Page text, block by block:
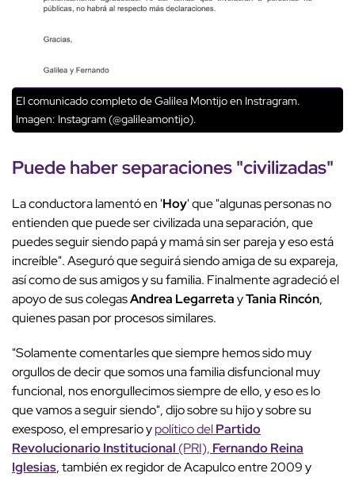
El comunicado completo de Galilea Montijo en Instragram.
Imagen: Instagram (@galileamontijo).
Puede haber separaciones "civilizadas"
La conductora lamentó en 'Hoy' que "algunas personas no
entienden que puede ser civilizada una separación, que
puedes seguir siendo papá y mamá sin ser pareja y eso está
increíble". Aseguró que seguirá siendo amiga de su expareja,
así como de sus amigos y su familia. Finalmente agradeció el
apoyo de sus colegasAndrea LegarretayTania Rincón,
quienes pasan por procesos similares.
"Solamente comentarles que siempre hemos sido muy
orgullos de decir que somos una familia disfuncional muy
funcional, nos enorgullecimos siempre de ello, y eso es lo
que vamos a seguir siendo", dijo sobre su hijo y sobre su
exesposo, el empresario ypolítico delPartido
Revolucionario Institucional (PRI), Fernando Reina
Iglesias, también ex regidor de Acapulco entre 2009 y